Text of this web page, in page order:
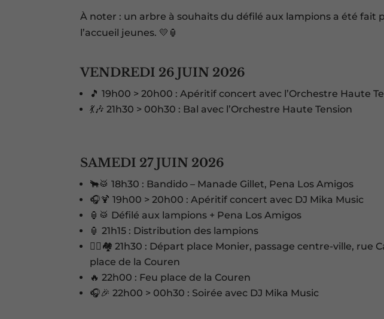
À noter : un arbre à souhaits du défilé aux lampions a été fait
l’accueil jeunes. 💛🏮
VENDREDI 26 JUIN 2026
🎵 19h00 > 20h00 : Apéritif concert avec l’Orchestre Haute
💃🎶 21h30 > 00h30 : Bal avec l’Orchestre Haute Tension
SAMEDI 27 JUIN 2026
🐂🥁 18h30 : Bandido – Manade Gillet, Pena Los Amigos
🎧🍹 19h00 > 20h00 : Apéritif concert avec DJ Mika Music
🏮🥁 Défilé aux lampions + Pena Los Amigos
🏮 21h15 : Distribution des lampions
🚶‍♂️🏘️ 21h30 : Départ place Monier, passage centre-ville, rue
place de la Couren
🔥 22h00 : Feu place de la Couren
🎧🎉 22h00 > 00h30 : Soirée avec DJ Mika Music